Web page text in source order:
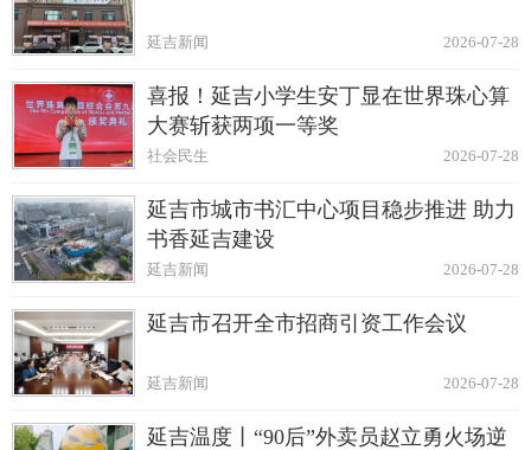
2026-07-28
延吉新闻
喜报！延吉小学生安丁显在世界珠心算
大赛斩获两项一等奖
2026-07-28
社会民生
延吉市城市书汇中心项目稳步推进 助力
书香延吉建设
2026-07-28
延吉新闻
延吉市召开全市招商引资工作会议
2026-07-28
延吉新闻
延吉温度丨“90后”外卖员赵立勇火场逆